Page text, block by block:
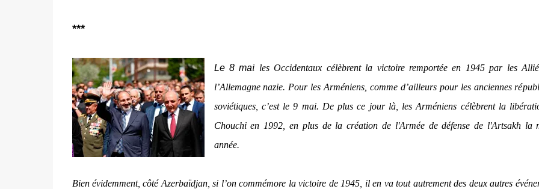
***
Le 8 mai les Occidentaux célèbrent la victoire remportée en 1945 par les
l’Allemagne nazie. Pour les Arméniens, comme d’ailleurs pour les anciennes
soviétiques, c’est le 9 mai. De plus ce jour là, les Arméniens célèbrent la
Chouchi en 1992, en plus de la création de l'Armée de défense de l'Artsakh la
année.
Bien évidemment, côté Azerbaïdjan, si l’on commémore la victoire de 1945, il en va tout autrement des deux autres